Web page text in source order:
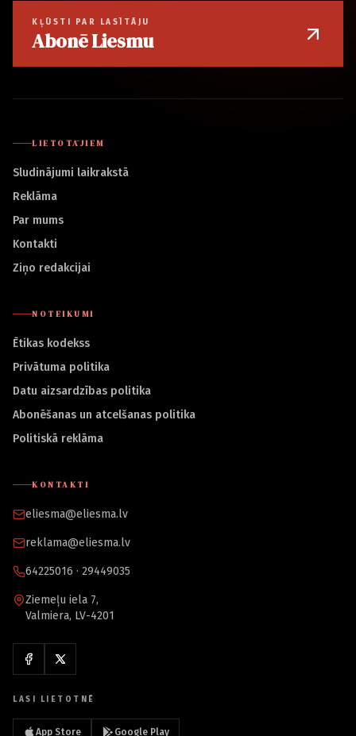
KĻŪSTI PAR LASĪTĀJU
Abonē Liesmu
LIETOTĀJIEM
Sludinājumi laikrakstā
Reklāma
Par mums
Kontakti
Ziņo redakcijai
NOTEIKUMI
Ētikas kodekss
Privātuma politika
Datu aizsardzības politika
Abonēšanas un atcelšanas politika
Politiskā reklāma
KONTAKTI
eliesma@eliesma.lv
reklama@eliesma.lv
64225016 · 29449035
Ziemeļu iela 7,
Valmiera, LV-4201
LASI LIETOTNĒ
App Store Google Play